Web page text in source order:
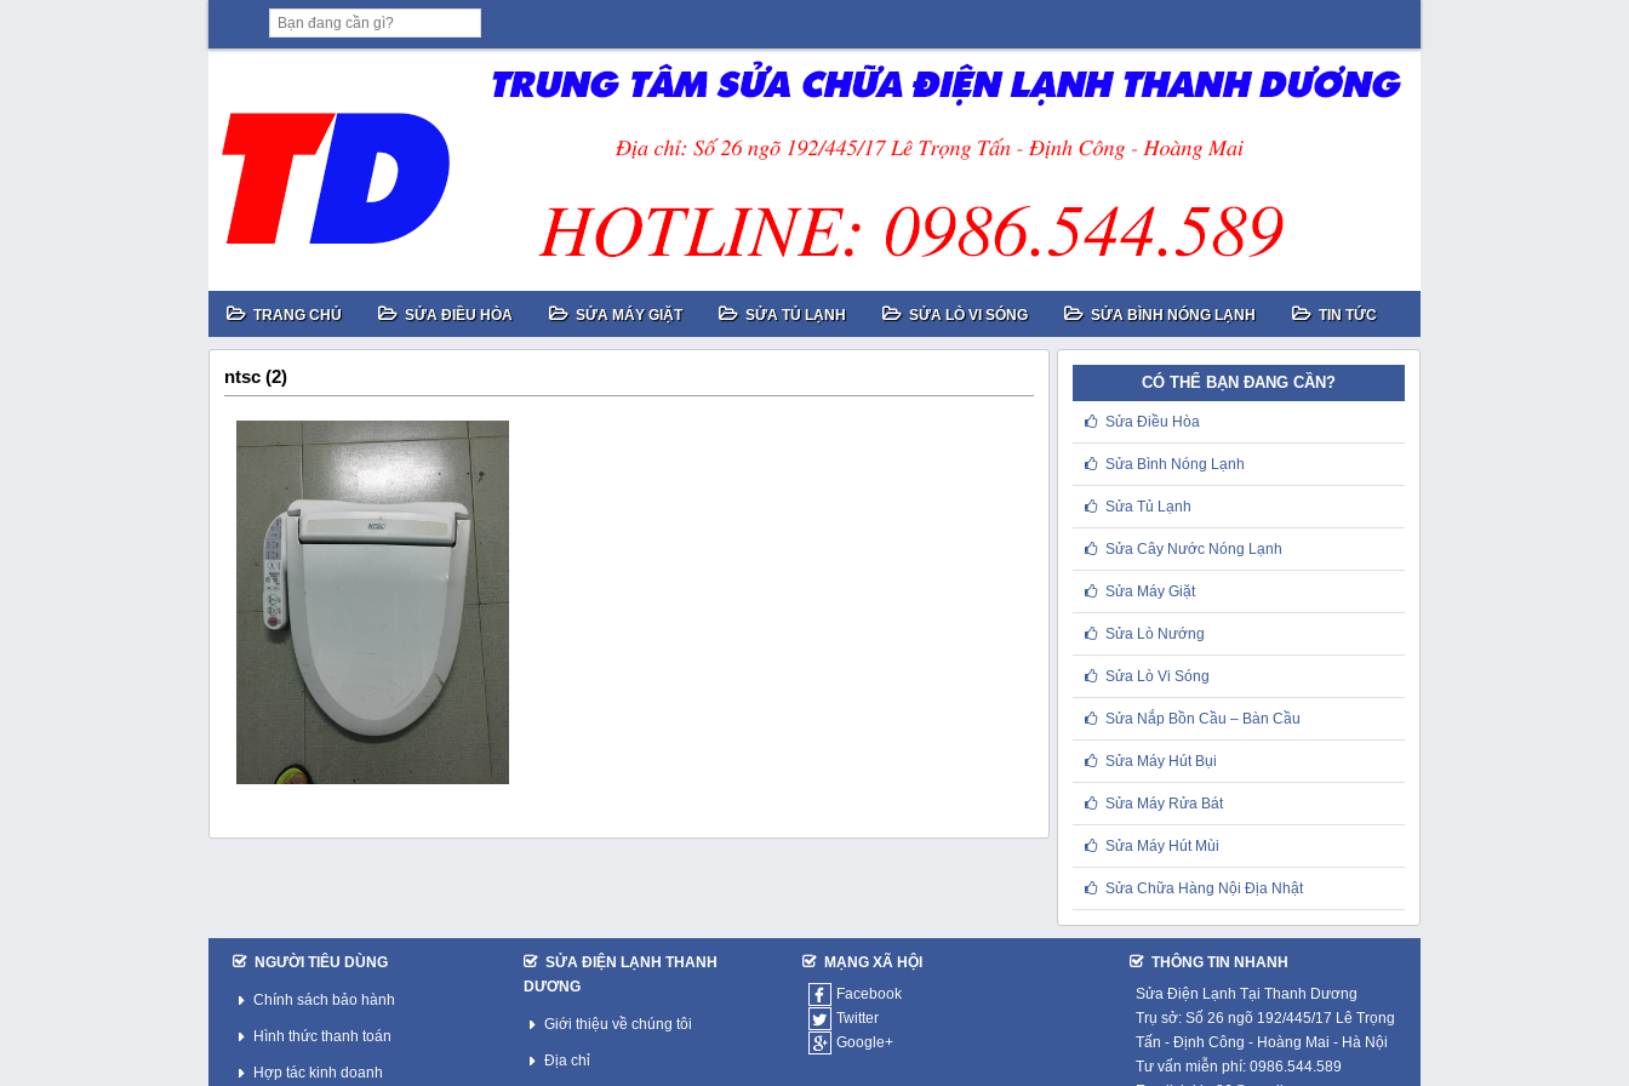
TRANG CHỦ SỬA ĐIỀU HÒA SỬA MÁY GIẶT SỬA TỦ LẠNH SỬA LÒ VI SÓNG SỬA BÌNH NÓNG LẠNH TIN TỨC
ntsc (2) CÓ THỂ BẠN ĐANG CẦN?
Sửa Điều Hòa
Sửa Bình Nóng Lạnh
Sửa Tủ Lạnh
Sửa Cây Nước Nóng Lạnh
Sửa Máy Giặt
Sửa Lò Nướng
Sửa Lò Vi Sóng
Sửa Nắp Bồn Cầu – Bàn Cầu
Sửa Máy Hút Bụi
Sửa Máy Rửa Bát
Sửa Máy Hút Mùi
Sửa Chữa Hàng Nội Địa Nhật
NGƯỜI TIÊU DÙNG
Chính sách bảo hành
Hình thức thanh toán
Hợp tác kinh doanh
SỬA ĐIỆN LẠNH THANH
DƯƠNG
Giới thiệu về chúng tôi
Địa chỉ
MẠNG XÃ HỘI
Facebook
Twitter
Google+
THÔNG TIN NHANH
Sửa Điện Lạnh Tại Thanh Dương
Trụ sở: Số 26 ngõ 192/445/17 Lê Trọng
Tấn - Định Công - Hoàng Mai - Hà Nội
Tư vấn miễn phí: 0986.544.589